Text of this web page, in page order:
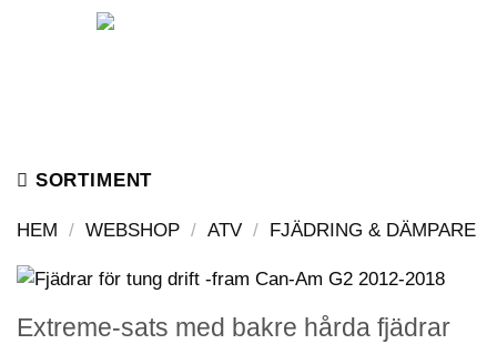
SORTIMENT
HEM / WEBSHOP / ATV / FJÄDRING & DÄMPARE
Extreme-sats med bakre hårda fjädrar